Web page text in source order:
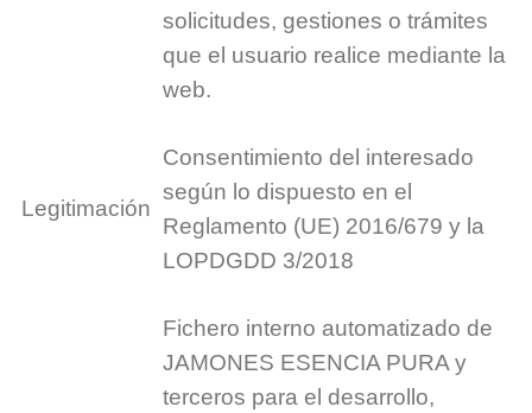
solicitudes, gestiones o trámites
que el usuario realice mediante la
web.
Legitimación
Consentimiento del interesado
según lo dispuesto en el
Reglamento (UE) 2016/679 y la
LOPDGDD 3/2018
Fichero interno automatizado de
JAMONES ESENCIA PURA y
terceros para el desarrollo,